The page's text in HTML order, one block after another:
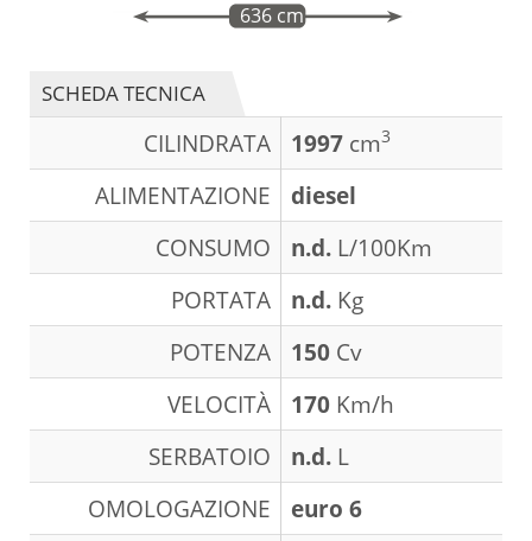
636 cm
SCHEDA TECNICA
CILINDRATA 1997 cm3
ALIMENTAZIONE
diesel
CONSUMO
n.d. L/100Km
PORTATA
n.d. Kg
POTENZA
150 Cv
VELOCITÀ
170 Km/h
SERBATOIO
n.d. L
OMOLOGAZIONE
euro 6